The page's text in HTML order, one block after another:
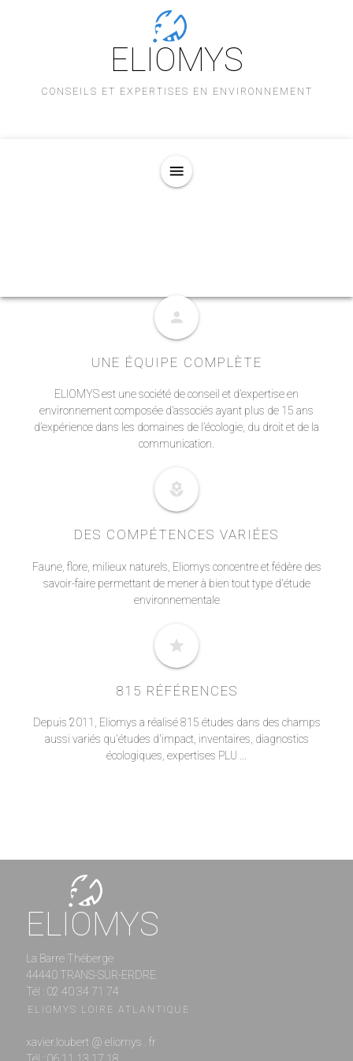
ELIOMYS
CONSEILS ET EXPERTISES EN ENVIRONNEMENT
menu
person
UNE ÉQUIPE COMPLÈTE
ELIOMYS est une société de conseil et d’expertise en
environnement composée d’associés ayant plus de 15 ans
d’expérience dans les domaines de l’écologie, du droit et de la
communication.
local_florist
DES COMPÉTENCES VARIÉES
Faune, flore, milieux naturels, Eliomys concentre et fédère des
savoir-faire permettant de mener à bien tout type d'étude
environnementale
star
815 RÉFÉRENCES
Depuis 2011, Eliomys a réalisé 815 études dans des champs
aussi variés qu'études d'impact, inventaires, diagnostics
écologiques, expertises PLU ...
ELIOMYS
La Barre Théberge
44440 TRANS-SUR-ERDRE
Tél : 02 40 34 71 74
ELIOMYS LOIRE ATLANTIQUE
xavier.loubert @ eliomys . fr